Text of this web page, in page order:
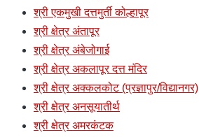
श्री एकमुखी दत्तमुर्ती कोल्हापूर
श्री क्षेत्र अंतापूर
श्री क्षेत्र अंबेजोगाई
श्री क्षेत्र अकलापूर दत्त मंदिर
श्री क्षेत्र अक्कलकोट (प्रज्ञापुर/विद्यानगर)
श्री क्षेत्र अनसूयातीर्थ
श्री क्षेत्र अमरकंटक